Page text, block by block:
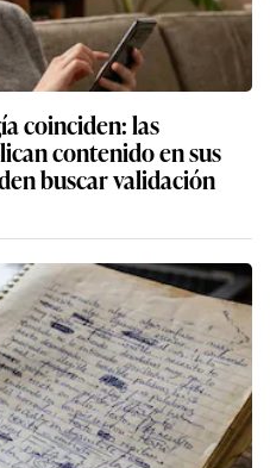
coinciden: las
contenido en sus
buscar validación